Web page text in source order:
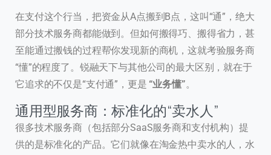
在支付这个行当，把资金从A点搬到B点，这叫“通”，绝大
部分技术服务商都能做到。但如何搬得巧、搬得省力，甚
至能通过搬钱的过程帮你发现新的商机，这就考验服务商
“懂”的程度了。锐融天下与其他公司的最大区别，就在于
它追求的不仅是“支付通”，更是 “业务懂”。
通用型服务商：标准化的“卖水人”
很多技术服务商（包括部分SaaS服务商和支付机构）提
供的是标准化的产品。它们就像在淘金热中卖水的人，水